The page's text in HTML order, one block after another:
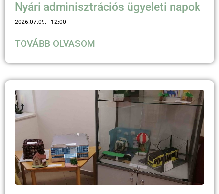
Nyári adminisztrációs ügyeleti napok
2026.07.09. 12:00
TOVÁBB OLVASOM